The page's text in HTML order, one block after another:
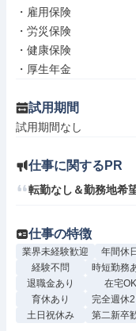
・雇用保険
・労災保険
・健康保険
・厚生年金
試用期間
試用期間なし
仕事に関するPR
転勤なし＆勤務地希
仕事の特徴
業界未経験歓迎 年間休
経験不問
時短勤務
退職金あり
在宅OK
育休あり
完全週休2
土日祝休み
第二新卒